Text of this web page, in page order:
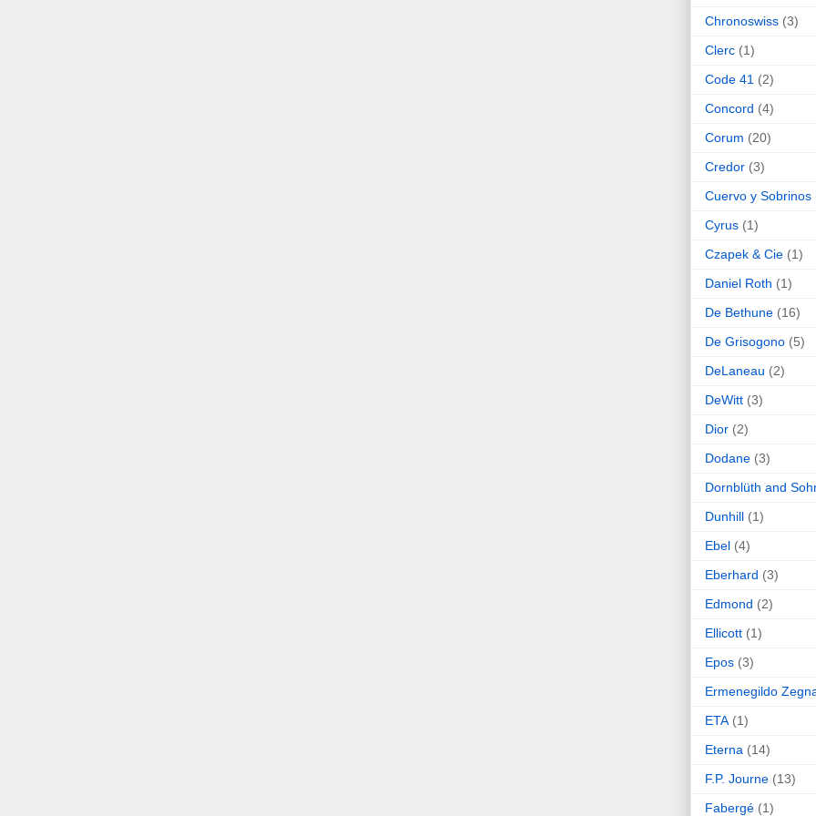
Chronoswiss (3)
Clerc (1)
Code 41 (2)
Concord (4)
Corum (20)
Credor (3)
Cuervo y Sobrinos
Cyrus (1)
Czapek & Cie (1)
Daniel Roth (1)
De Bethune (16)
De Grisogono (5)
DeLaneau (2)
DeWitt (3)
Dior (2)
Dodane (3)
Dornblüth and
Dunhill (1)
Ebel (4)
Eberhard (3)
Edmond (2)
Ellicott (1)
Epos (3)
Ermenegildo
ETA (1)
Eterna (14)
F.P. Journe (13)
Fabergé (1)